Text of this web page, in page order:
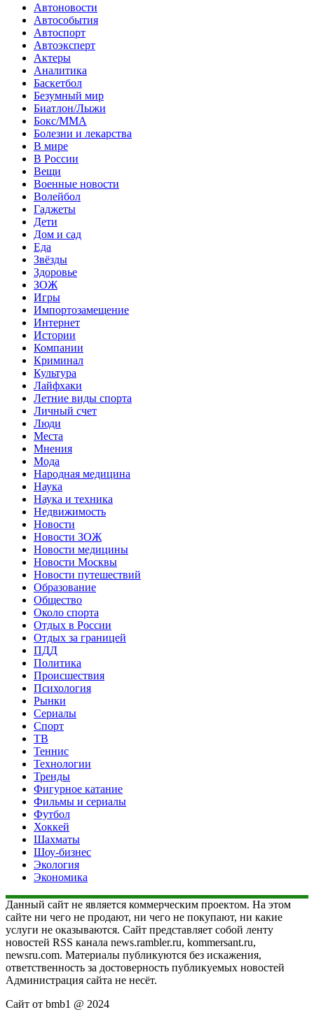
Автоновости
Автособытия
Автоспорт
Автоэксперт
Актеры
Аналитика
Баскетбол
Безумный мир
Биатлон/Лыжи
Бокс/MMA
Болезни и лекарства
В мире
В России
Вещи
Военные новости
Волейбол
Гаджеты
Дети
Дом и сад
Еда
Звёзды
Здоровье
ЗОЖ
Игры
Импортозамещение
Интернет
Истории
Компании
Криминал
Культура
Лайфхаки
Летние виды спорта
Личный счет
Люди
Места
Мнения
Мода
Народная медицина
Наука
Наука и техника
Недвижимость
Новости
Новости ЗОЖ
Новости медицины
Новости Москвы
Новости путешествий
Образование
Общество
Около спорта
Отдых в России
Отдых за границей
ПДД
Политика
Происшествия
Психология
Рынки
Сериалы
Спорт
ТВ
Теннис
Технологии
Тренды
Фигурное катание
Фильмы и сериалы
Футбол
Хоккей
Шахматы
Шоу-бизнес
Экология
Экономика
Данный сайт не является коммерческим проектом. На этом
сайте ни чего не продают, ни чего не покупают, ни какие
услуги не оказываются. Сайт представляет собой ленту
новостей RSS канала news.rambler.ru, kommersant.ru,
newsru.com. Материалы публикуются без искажения,
ответственность за достоверность публикуемых новостей
Администрация сайта не несёт.
Сайт от bmb1 @ 2024